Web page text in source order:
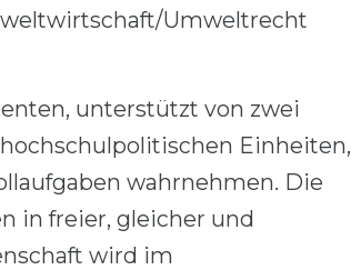
Umweltrecht
unterstützt von zwei
Einheiten,
wahrnehmen. Die
in freier, gleicher und
wird im